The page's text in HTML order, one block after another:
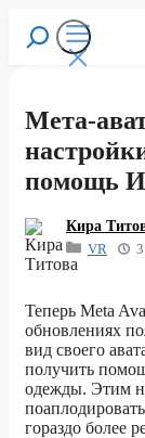
Перейти
содержимому
Меню
Поиск
Мета-
помощь
Кира
VR
Теперь Meta
обновлениях
вид своего
получить
одежды. Этим
гораздо более